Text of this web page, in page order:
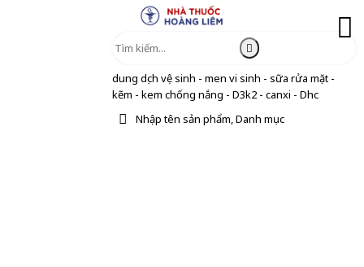
dung dịch vệ sinh - men vi sinh - sữa rửa mặt -
kẽm - kem chống nắng - D3k2 - canxi - Dhc
Nhập tên sản phẩm, Danh mục